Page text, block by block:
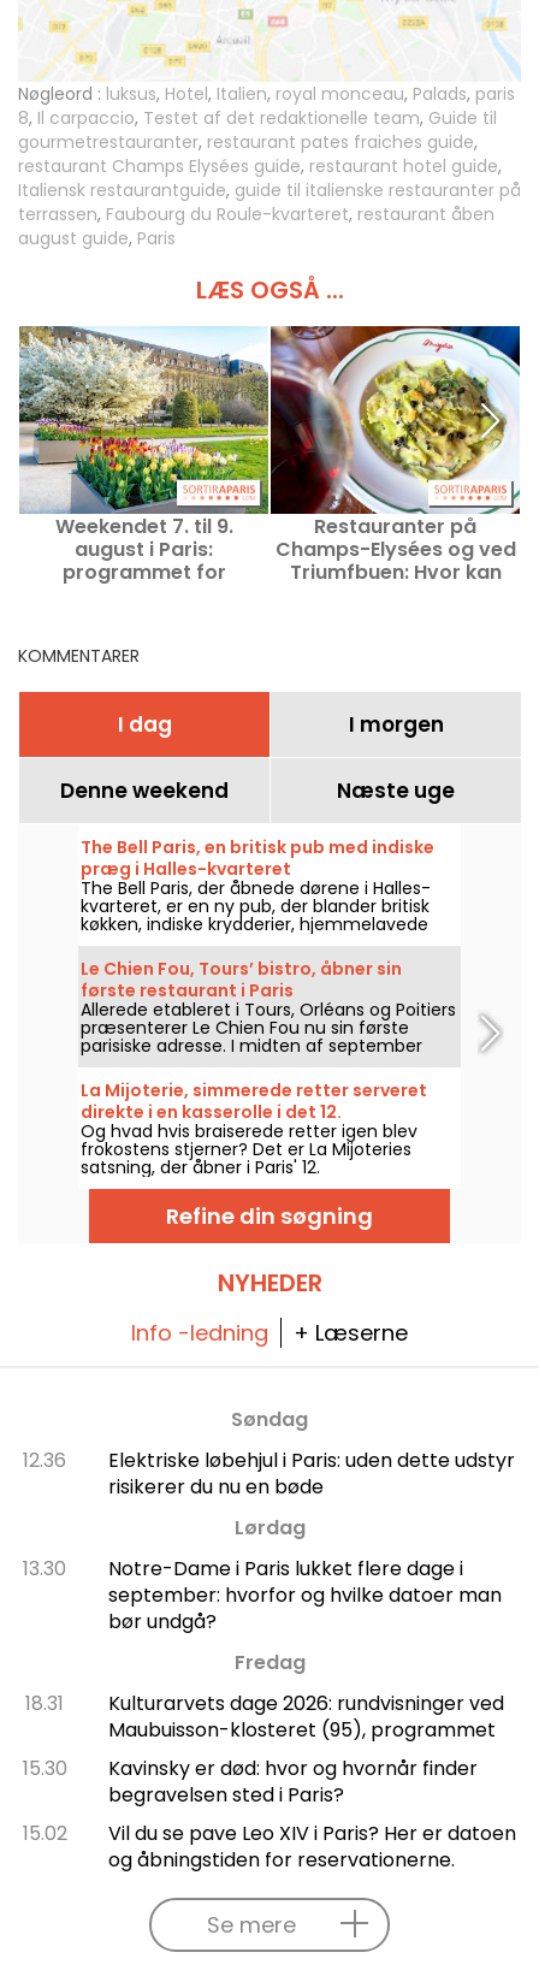
Nøgleord : luksus, Hotel, Italien, royal monceau, Palads, paris
8, Il carpaccio, Testet af det redaktionelle team, Guide til
gourmetrestauranter, restaurant pates fraiches guide,
restaurant Champs Elysées guide, restaurant hotel guide,
Italiensk restaurantguide, guide til italienske restauranter på
terrassen, Faubourg du Roule-kvarteret, restaurant åben
august guide, Paris
LÆS OGSÅ ...
Weekendet 7. til 9.
august i Paris:
programmet for
Restauranter på
Champs-Elysées og ved
Triumfbuen: Hvor kan
KOMMENTARER
I dag I morgen
Denne weekend Næste uge
The Bell Paris, en britisk pub med indiske
præg i Halles-kvarteret
The Bell Paris, der åbnede dørene i Halles-
kvarteret, er en ny pub, der blander britisk
køkken, indiske krydderier, hjemmelavede
cocktails og håndværksøl i et interiør
signeret af Jim Hamilton.
Le Chien Fou, Tours’ bistro, åbner sin
første restaurant i Paris
Allerede etableret i Tours, Orléans og Poitiers
præsenterer Le Chien Fou nu sin første
parisiske adresse. I midten af september
2026 vil dette bistro, kendt for sin
hjemmelavede mad, retter til deling og en
vinkælder, åbne dørene på Rue Feydeau i
det 2. arrondissement i Paris.
La Mijoterie, simmerede retter serveret
direkte i en kasserolle i det 12.
arrondissement
Og hvad hvis braiserede retter igen blev
frokostens stjerner? Det er La Mijoteries
satsning, der åbner i Paris' 12.
arrondissement, med en langtidstilberedt
køkken skabt af køkkenchefen Augustin
Garnier og serveret direkte i små gryder.
Refine din søgning
NYHEDER
Info -ledning + Læserne
Søndag
12.36
Elektriske løbehjul i Paris: uden dette udstyr
risikerer du nu en bøde
Lørdag
13.30
Notre-Dame i Paris lukket flere dage i
september: hvorfor og hvilke datoer man
bør undgå?
Fredag
18.31
Kulturarvets dage 2026: rundvisninger ved
Maubuisson-klosteret (95), programmet
15.30
Kavinsky er død: hvor og hvornår finder
begravelsen sted i Paris?
15.02
Vil du se pave Leo XIV i Paris? Her er datoen
og åbningstiden for reservationerne.
Se mere